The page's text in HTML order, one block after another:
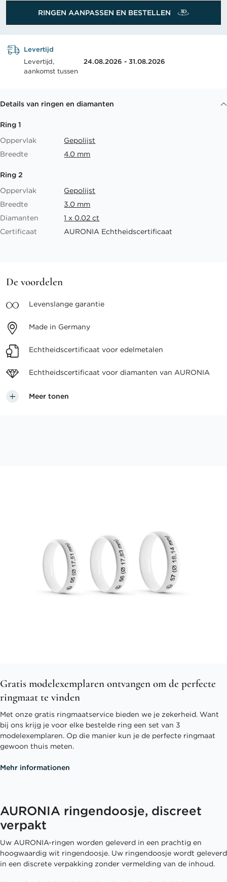
RINGEN AANPASSEN EN BESTELLEN
Levertijd
Levertijd,
aankomst tussen
24.08.2026 - 31.08.2026
Details van ringen en diamanten
Ring 1
Oppervlak
Gepolijst
Breedte
4.0 mm
Ring 2
Oppervlak
Gepolijst
Breedte
3.0 mm
Diamanten
1 x 0.02 ct
Certificaat
AURONIA Echtheidscertificaat
De voordelen
Levenslange garantie
Made in Germany
Echtheidscertificaat voor edelmetalen
Echtheidscertificaat voor diamanten van AURONIA
Meer tonen
Gratis modelexemplaren ontvangen om de perfecte
ringmaat te vinden
Met onze gratis ringmaatservice bieden we je zekerheid. Want
bij ons krijg je voor elke bestelde ring een set van 3
modelexemplaren. Op die manier kun je de perfecte ringmaat
gewoon thuis meten.
Mehr informationen
AURONIA ringendoosje, discreet
verpakt
Uw AURONIA-ringen worden geleverd in een prachtig en
hoogwaardig wit ringendoosje. Uw ringendoosje wordt geleverd
in een discrete verpakking zonder vermelding van de inhoud.